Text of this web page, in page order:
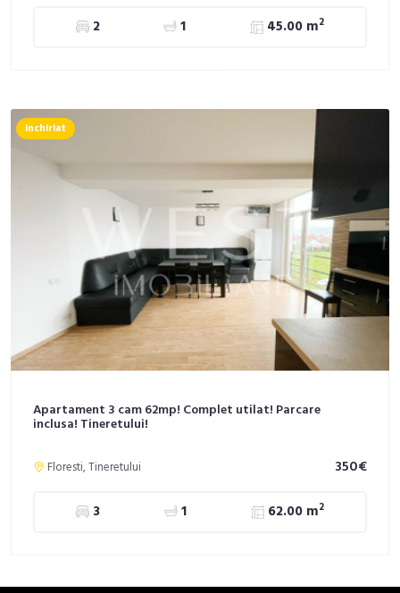
2 1 45.00 m2
inchiriat
Apartament 3 cam 62mp! Complet utilat! Parcare
inclusa! Tineretului!
Floresti, Tineretului 350€
3 1 62.00 m2